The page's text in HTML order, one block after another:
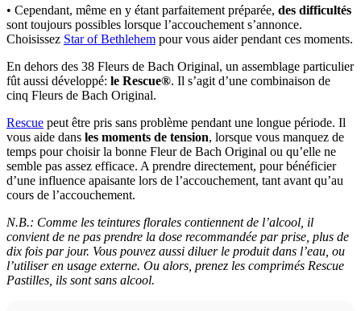
• Cependant, même en y étant parfaitement préparée, des difficultés
sont toujours possibles lorsque l’accouchement s’annonce.
Choisissez Star of Bethlehem pour vous aider pendant ces moments.
En dehors des 38 Fleurs de Bach Original, un assemblage particulier
fût aussi développé: le Rescue®. Il s’agit d’une combinaison de
cinq Fleurs de Bach Original.
Rescue peut être pris sans problème pendant une longue période. Il
vous aide dans les moments de tension, lorsque vous manquez de
temps pour choisir la bonne Fleur de Bach Original ou qu’elle ne
semble pas assez efficace. A prendre directement, pour bénéficier
d’une influence apaisante lors de l’accouchement, tant avant qu’au
cours de l’accouchement.
N.B.: Comme les teintures florales contiennent de l’alcool, il
convient de ne pas prendre la dose recommandée par prise, plus de
dix fois par jour. Vous pouvez aussi diluer le produit dans l’eau, ou
l’utiliser en usage externe. Ou alors, prenez les comprimés Rescue
Pastilles, ils sont sans alcool.